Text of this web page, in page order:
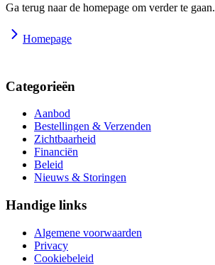
Ga terug naar de homepage om verder te gaan.
Homepage
Categorieën
Aanbod
Bestellingen & Verzenden
Zichtbaarheid
Financiën
Beleid
Nieuws & Storingen
Handige links
Algemene voorwaarden
Privacy
Cookiebeleid